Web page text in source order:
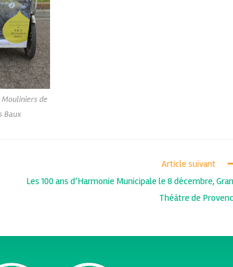
Mouliniers de
Baux
Article suivant
Les 100 ans d’Harmonie Municipale le 8 décembre,
Théâtre de